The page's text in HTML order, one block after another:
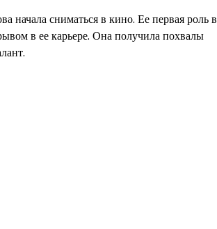
начала сниматься в кино. Ее первая роль в
в ее карьере. Она получила похвалы